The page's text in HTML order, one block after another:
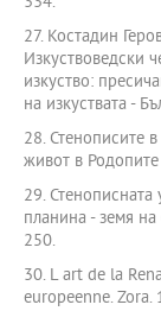
27. Костадин
Изкуствоведски
изкуство:
на изкуствата -
28. Стенописите
живот в
29.
планина - земя
250.
30. L art de la
europeenne. Zora.